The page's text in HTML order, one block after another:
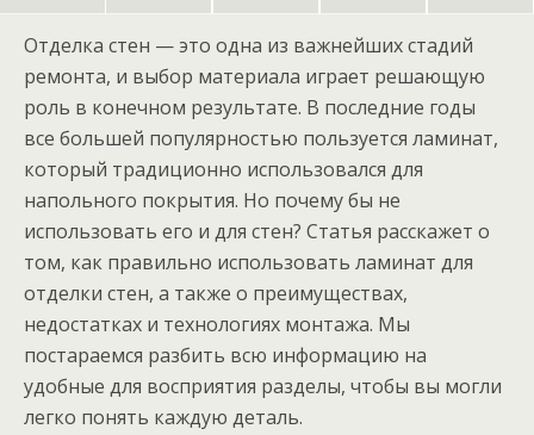
Отделка стен — это одна из важнейших стадий
ремонта, и выбор материала играет решающую
роль в конечном результате. В последние годы
все большей популярностью пользуется ламинат,
который традиционно использовался для
напольного покрытия. Но почему бы не
использовать его и для стен? Статья расскажет о
том, как правильно использовать ламинат для
отделки стен, а также о преимуществах,
недостатках и технологиях монтажа. Мы
постараемся разбить всю информацию на
удобные для восприятия разделы, чтобы вы могли
легко понять каждую деталь.